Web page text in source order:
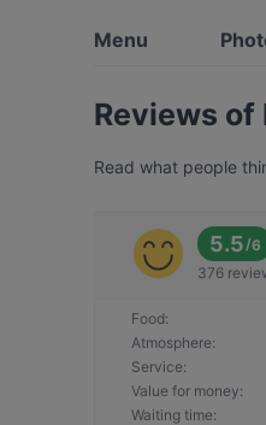
Menu
Reviews
Read what people
5.5/6
376
Food:
Atmosphere:
Service:
Value for money:
Waiting time: